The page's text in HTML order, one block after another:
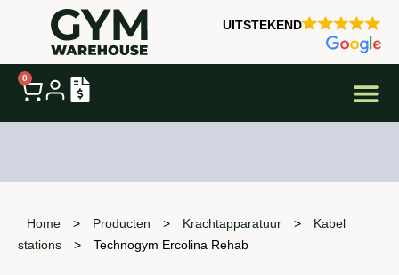
UITSTEKEND
0
Home > Producten > Krachtapparatuur >
Kabel
stations
> Technogym Ercolina Rehab